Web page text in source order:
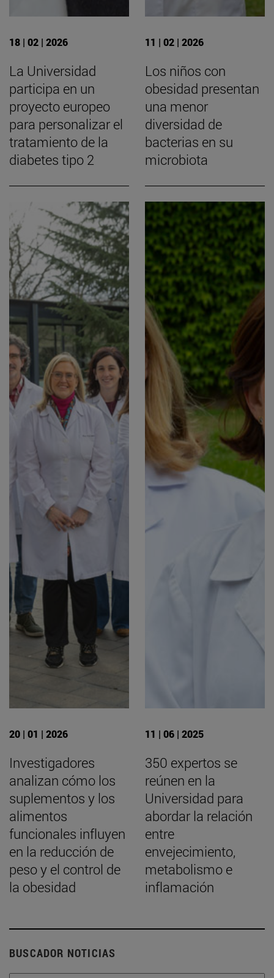
18 | 02 | 2026
La Universidad
participa en un
proyecto europeo
para personalizar el
tratamiento de la
diabetes tipo 2
11 | 02 | 2026
Los niños con
obesidad presentan
una menor
diversidad de
bacterias en su
microbiota
20 | 01 | 2026
Investigadores
analizan cómo los
suplementos y los
alimentos
funcionales influyen
en la reducción de
peso y el control de
la obesidad
11 | 06 | 2025
350 expertos se
reúnen en la
Universidad para
abordar la relación
entre
envejecimiento,
metabolismo e
inflamación
BUSCADOR NOTICIAS